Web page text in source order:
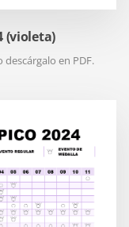
(violeta)
en PDF.